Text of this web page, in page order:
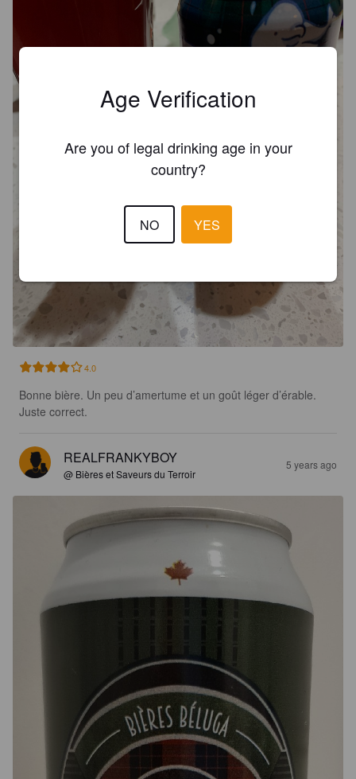
4.0
Bonne bière. Un peu d’amertume et un goût léger d’érable.
Juste correct.
REALFRANKYBOY
@ Bières et Saveurs du Terroir
5 years ago
Age Verification
Are you of legal drinking age in your
country?
NO YES